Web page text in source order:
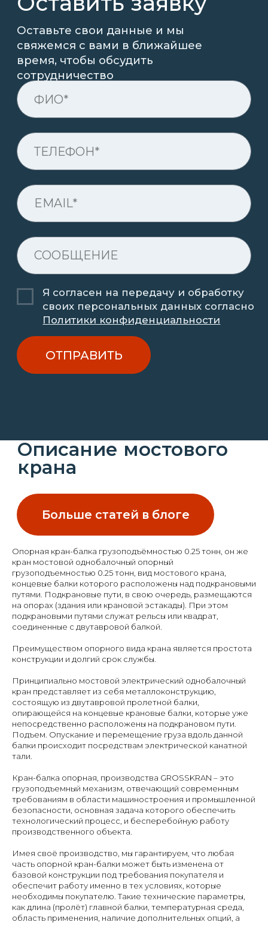
Опорная кран-балка грузоподъёмностью 0.25 тонн, он же
кран мостовой однобалочный опорный
грузоподъемностью 0.25 тонн, вид мостового крана,
концевые балки которого расположены над подкрановыми
путями. Подкрановые пути, в свою очередь, размещаются
на опорах (здания или крановой эстакады). При этом
подкрановыми путями служат рельсы или квадрат,
соединенные с двутавровой балкой.
Преимуществом опорного вида крана является простота
конструкции и долгий срок службы.
Принципиально мостовой электрический однобалочный
кран представляет из себя металлоконструкцию,
состоящую из двутавровой пролетной балки,
опирающейся на концевые крановые балки, которые уже
непосредственно расположены на подкрановом пути.
Подъем. Опускание и перемещение груза вдоль данной
балки происходит посредствам электрической канатной
тали.
Кран-балка опорная, производства GROSSKRAN – это
грузоподъемный механизм, отвечающий современным
требованиям в области машиностроения и промышленной
безопасности, основная задача которого обеспечить
технологический процесс, и бесперебойную работу
производственного объекта.
Имея своё производство, мы гарантируем, что любая
часть опорной кран-балки может быть изменена от
базовой конструкции под требования покупателя и
обеспечит работу именно в тех условиях, которые
необходимы покупателю. Такие технические параметры,
как длина (пролёт) главной балки, температурная среда,
область применения, наличие дополнительных опций, а
Пермь, ул. Промышленная, 121а
Пн-Пт, 09:00 - 18:00
Консольные краны
Межцеховые тележки
Всё оборудование
< РАЗРАБОТКА САЙТА
Kodigy.
ООО "Гросскран" 2016 - 2026